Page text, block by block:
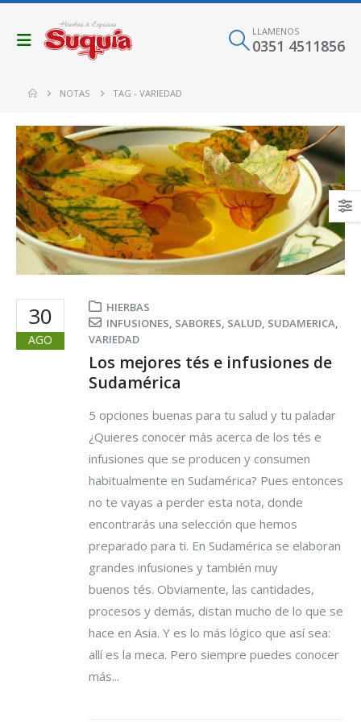
LLAMENOS
0351 4511856
NOTAS TAG -VARIEDAD
30
AGO
HIERBAS
INFUSIONES, SABORES, SALUD, SUDAMERICA,
VARIEDAD
Los mejores tés e infusiones de
Sudamérica
5 opciones buenas para tu salud y tu paladar
¿Quieres conocer más acerca de los tés e
infusiones que se producen y consumen
habitualmente en Sudamérica? Pues entonces
no te vayas a perder esta nota, donde
encontrarás una selección que hemos
preparado para ti. En Sudamérica se elaboran
grandes infusiones y también muy
buenos tés. Obviamente, las cantidades,
procesos y demás, distan mucho de lo que se
hace en Asia. Y es lo más lógico que así sea:
allí es la meca. Pero siempre puedes conocer
más...